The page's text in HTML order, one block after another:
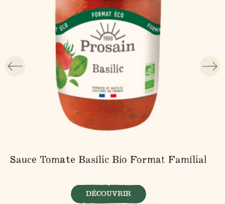
Sauce Tomate Basilic Bio Format Familial
DÉCOUVRIR